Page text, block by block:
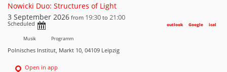
Nowicki Duo: Structures of Light
3 September 2026 from 19:30 to 21:00
Scheduled ical
Google
outlook
Musik Programm
Polnisches Institut, Markt 10, 04109 Leipzig
Open in app